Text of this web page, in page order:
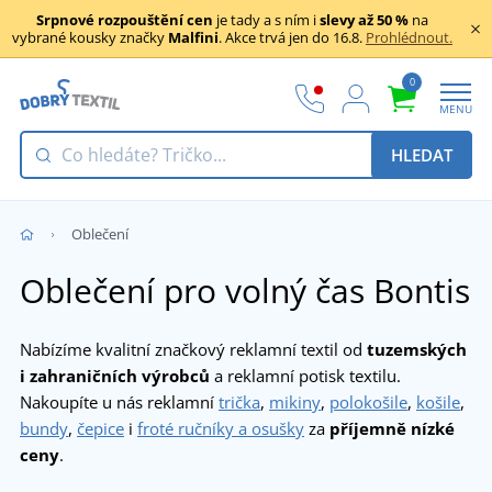
Srpnové rozpouštění cen je tady a s ním islevy až 50 % na
vybrané kousky značky Malfini. Akce trvá jen do 16.8. Prohlédnout.
0
MENU
HLEDAT
Oblečení
Oblečení pro volný čas Bontis
Nabízíme kvalitní značkový reklamní textil od tuzemských
i zahraničních výrobců a reklamní potisk textilu.
Nakoupíte u nás reklamní trička, mikiny, polokošile, košile,
bundy, čepice i froté ručníky a osušky za příjemně nízké
ceny.